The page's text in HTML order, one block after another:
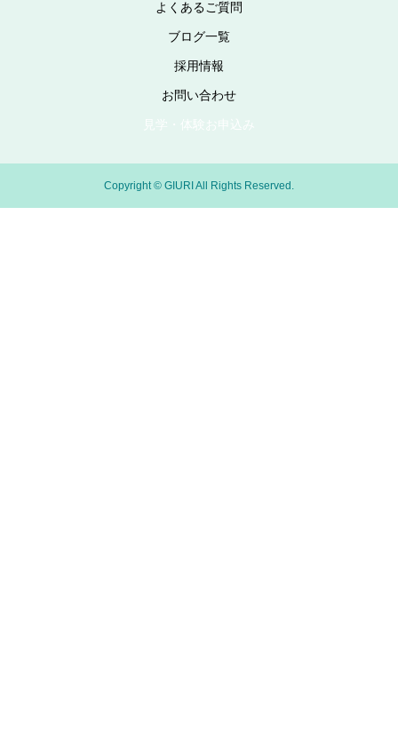
よくあるご質問
ブログ一覧
採用情報
お問い合わせ
見学・体験お申込み
Copyright © GIURI All Rights Reserved.